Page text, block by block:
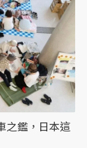
之鑑，日本這